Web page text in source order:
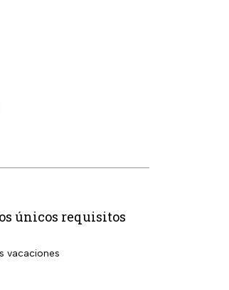
únicos requisitos
vacaciones